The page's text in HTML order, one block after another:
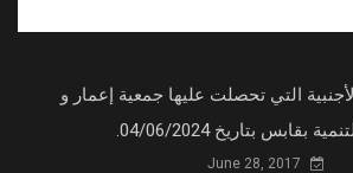
التي تحصلت عليها جمعية إعمار و
بقابس بتاريخ 04/06/2024.